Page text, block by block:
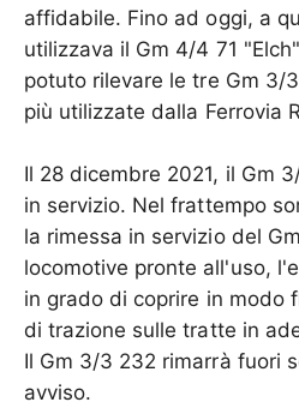
affidabile. Fino ad oggi, a
utilizzava il Gm 4/4 71
potuto rilevare le tre Gm 3/
più utilizzate dalla Ferrovia
Il 28 dicembre 2021, il Gm
in servizio. Nel frattempo
la rimessa in servizio del
locomotive pronte all'uso,
in grado di coprire in modo
di trazione sulle tratte in
Il Gm 3/3 232 rimarrà fuori
avviso.